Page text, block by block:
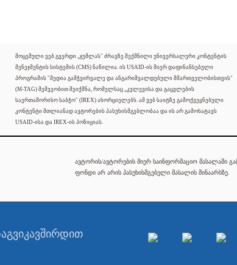
მოცემული ვებ გვერდი „ჯუმლას" ძრავზე შექმნილი უნივერსალური კონტენტის
მენეჯმენტის სისტემის (CMS) ნაწილია. ის USAID-ის მიერ დაფინანსებული
პროგრამის "მედია გამჭვირვალე და ანგარიშვალდებული მმართველობისთვის"
(M-TAG) მეშვეობით შეიქმნა, რომელსაც „კვლევისა და გაცვლების
საერთაშორისო საბჭო" (IREX) ახორციელებს. ამ ვებ საიტზე გამოქვეყნებული
კონტენტი მთლიანად ავტორების პასუხისმგებლობაა და ის არ გამოხატავს
USAID-ისა და IREX-ის პოზიციას.
ავტორის/ავტორების მიერ საინფორმაციო მასალაში
ფონდი არ არის პასუხისმგებელი მასალის შინაარსზე.